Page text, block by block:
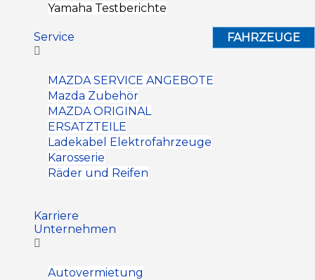
Yamaha Testberichte
FAHRZEUGE
Service
MAZDA SERVICE ANGEBOTE
Mazda Zubehör
MAZDA ORIGINAL
ERSATZTEILE
Ladekabel Elektrofahrzeuge
Karosserie
Räder und Reifen
Karriere
Unternehmen
Autovermietung